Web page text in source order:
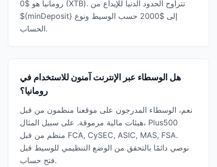
رومانيا هو $0 (XTB). تتراوح الحدود الدنيا للإيداع من
${minDeposit} إلى $2000 حسب الوسيط ونوع
الحساب.
هل الوسطاء عبر الإنترنت آمنون للاستخدام في
رومانيا؟
نعم، الوسطاء المدرجون على موقعنا منظمون من قبل
هيئات مالية مرموقة. على سبيل المثال، Plus500
منظم من قبل FCA, CySEC, ASIC, MAS, FSA.
نوصي دائمًا بالتحقق من الوضع التنظيمي للوسيط قبل
فتح حساب.